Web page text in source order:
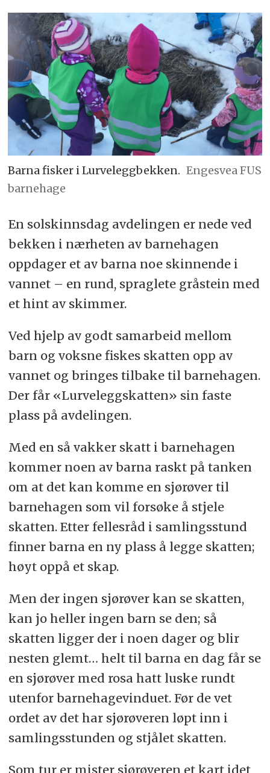
Barna fisker i Lurveleggbekken. Engesvea FUS
barnehage
En solskinnsdag avdelingen er nede ved
bekken i nærheten av barnehagen
oppdager et av barna noe skinnende i
vannet – en rund, spraglete gråstein med
et hint av skimmer.
Ved hjelp av godt samarbeid mellom
barn og voksne fiskes skatten opp av
vannet og bringes tilbake til barnehagen.
Der får «Lurveleggskatten» sin faste
plass på avdelingen.
Med en så vakker skatt i barnehagen
kommer noen av barna raskt på tanken
om at det kan komme en sjørøver til
barnehagen som vil forsøke å stjele
skatten. Etter fellesråd i samlingsstund
finner barna en ny plass å legge skatten;
høyt oppå et skap.
Men der ingen sjørøver kan se skatten,
kan jo heller ingen barn se den; så
skatten ligger der i noen dager og blir
nesten glemt… helt til barna en dag får se
en sjørøver med rosa hatt luske rundt
utenfor barnehagevinduet. Før de vet
ordet av det har sjørøveren løpt inn i
samlingsstunden og stjålet skatten.
Som tur er mister sjørøveren et kart idet